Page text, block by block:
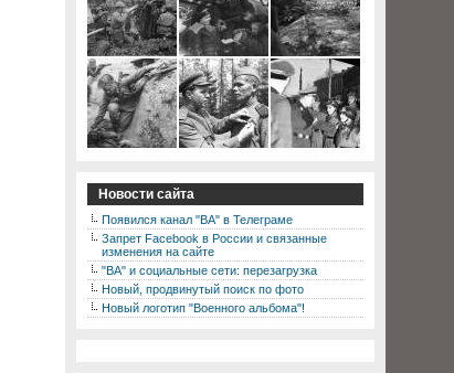
Новости сайта
Появился канал "ВА" в Телеграме
Запрет Facebook в России и связанные
изменения на сайте
"ВА" и социальные сети: перезагрузка
Новый, продвинутый поиск по фото
Новый логотип "Военного альбома"!